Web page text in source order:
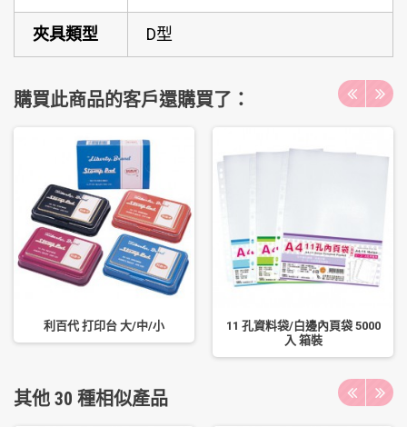
夾具類型 D型
購買此商品的客戶還購買了：
利百代 打印台 大/中/小
11 孔資料袋/白邊內頁袋 5000
入 箱裝
其他 30 種相似產品